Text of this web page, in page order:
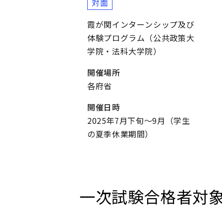
対面
霞が関インターンシップ及び
体験プログラム（公共政策大
学院・法科大学院）
開催場所
各府省
開催日時
2025年7月下旬～9月（学生
の夏季休業期間）
一次試験合格者対